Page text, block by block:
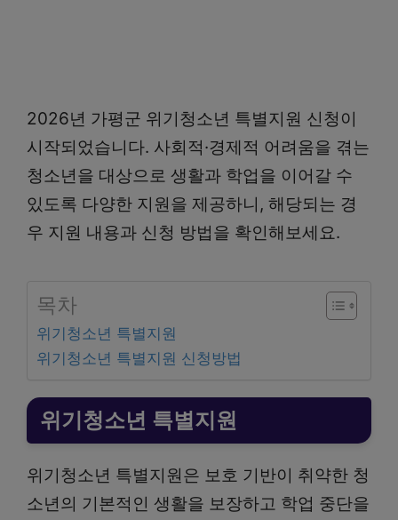
2026년 가평군 위기청소년 특별지원 신청이
시작되었습니다. 사회적·경제적 어려움을 겪는
청소년을 대상으로 생활과 학업을 이어갈 수
있도록 다양한 지원을 제공하니, 해당되는 경
우 지원 내용과 신청 방법을 확인해보세요.
목차
위기청소년 특별지원
위기청소년 특별지원 신청방법
위기청소년 특별지원
위기청소년 특별지원은 보호 기반이 취약한 청
소년의 기본적인 생활을 보장하고 학업 중단을